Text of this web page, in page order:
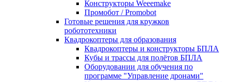
Конструкторы Weeemake
Промобот / Promobot
Готовые решения для кружков
робототехники
Квадрокоптеры для образования
Квадрокоптеры и конструкторы БПЛА
Кубы и трассы для полётов БПЛА
Оборудовании для обучения по
программе "Управление дронами"